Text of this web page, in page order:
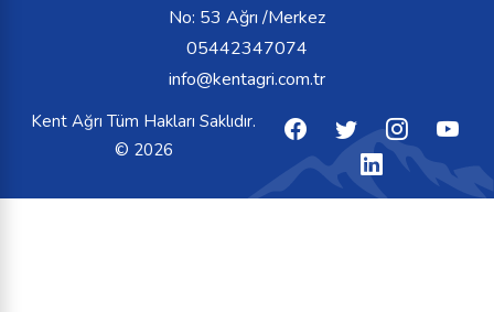
No: 53 Ağrı /Merkez
05442347074
info@kentagri.com.tr
Kent Ağrı Tüm Hakları Saklıdır.
© 2026